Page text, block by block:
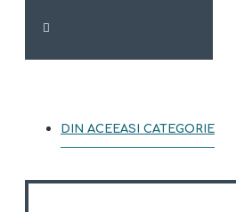
DIN ACEEASI CATEGORIE